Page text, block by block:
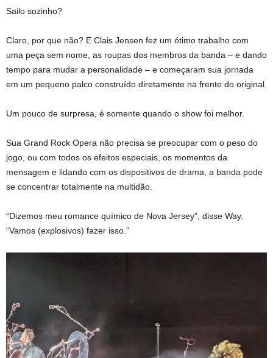
Sailo sozinho?
Claro, por que não? E Clais Jensen fez um ótimo trabalho com
uma peça sem nome, as roupas dos membros da banda – e dando
tempo para mudar a personalidade – e começaram sua jornada
em um pequeno palco construído diretamente na frente do original.
Um pouco de surpresa, é somente quando o show foi melhor.
Sua Grand Rock Opera não precisa se preocupar com o peso do
jogo, ou com todos os efeitos especiais, os momentos da
mensagem e lidando com os dispositivos de drama, a banda pode
se concentrar totalmente na multidão.
“Dizemos meu romance químico de Nova Jersey”, disse Way.
“Vamos (explosivos) fazer isso.”